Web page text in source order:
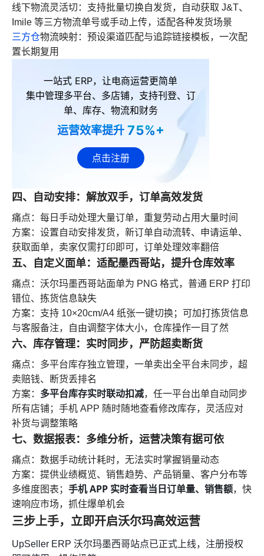
线下物流灵活切：支持批量切换自发货，自动获取 J&T、
Imile 等三方物流单号或手动上传，适配各种发货场景
三方仓物流映射：预设渠道匹配与追踪链接模板，一次配
置长期复用
一站式 ERP，让电商运营更简单
集中管理多平台、多店铺，支持刊登、订
单、库存、物流和财务
运营效率提升 75%+
点击注册
四、自动安排：解放双手，订单高效发货
痛点：每日手动处理大量订单，重复劳动占用大量时间
方案：设置自动安排发货，新订单自动流转、申请运单、
获取面单，卖家仅需打印即可，订单处理效率翻倍
五、自定义面单：适配墨西哥站，提升仓库效率
痛点：沃尔玛墨西哥站面单为 PNG 格式，普通 ERP 打印
错位、拣货信息缺失
方案：支持 10×20cm/A4 纸张一键切换；可加打拣货信息
与客服备注，自由调整字体大小，仓库操作一目了然
六、库存管理：实时同步，严防超卖断货
痛点：多平台库存独立管理，一单卖出全平台未同步，超
卖赔钱、断货丢排名
方案： 多平台库存实时联动扣减，任一平台出单自动同步
所有店铺；手机 APP 随时随地查看修改库存，灵活应对
补货与调整策略
七、数据报表：多维分析，运营决策有据可依
痛点：数据手动统计耗时，无法实时掌握销量动态
方案：提供业绩概览、销售趋势、产品销量、客户分布等
多维度图表； 手机 APP 实时查看当日订单量、销售额，快
速响应市场，抓住爆单机会
三步上手，立即开启沃尔玛高效运营
UpSeller ERP 沃尔玛墨西哥站点已正式上线，注册授权